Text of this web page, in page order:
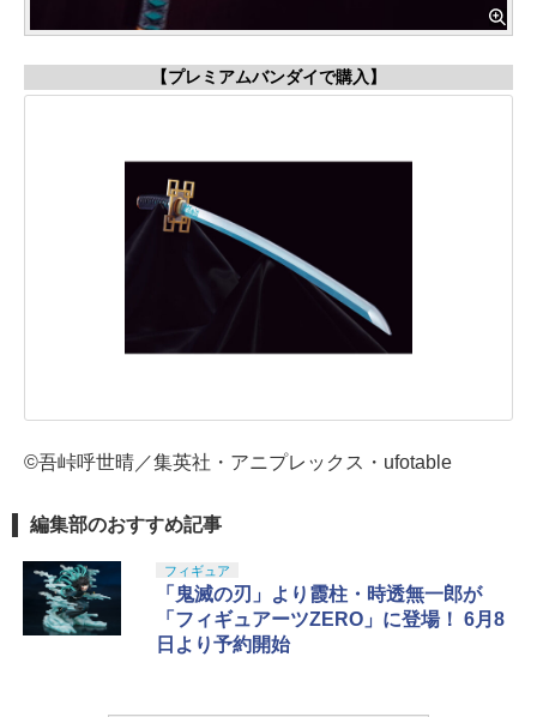
【プレミアムバンダイで購入】
©吾峠呼世晴／集英社・アニプレックス・ufotable
編集部のおすすめ記事
フィギュア
「鬼滅の刃」より霞柱・時透無一郎が
「フィギュアーツZERO」に登場！ 6月8
日より予約開始